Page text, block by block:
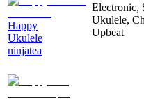
Happy
Ukulele
ninjatea
Electronic,
Ukulele,
Upbeat